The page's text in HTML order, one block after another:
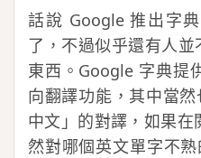
話說 Google 推出字
了，不過似乎還有人並
東西。Google 字典提
向翻譯功能，其中當
中文」的對譯，如果
然對哪個英文單字不